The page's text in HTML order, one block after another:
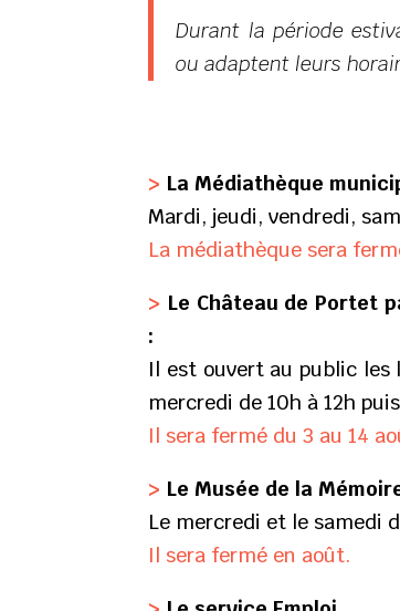
Durant la période
ou adaptent leurs
> La Médiathèque
Mardi, jeudi, vendredi,
La médiathèque sera
> Le Château de Portet
:
Il est ouvert au public les
mercredi de 10h à 12h
Il sera fermé du 3 au 14
> Le Musée de la
Le mercredi et le samedi
Il sera fermé en août.